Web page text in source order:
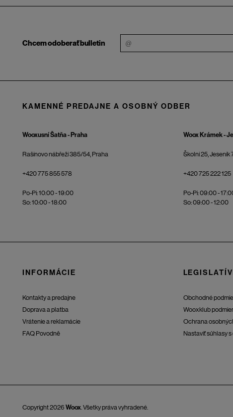
Chcem odoberať bulletin
KAMENNÉ PREDAJNE A OSOBNÝ ODBER
Wooxusní Šatňa - Praha
Rašínovo nábřeží 385/54, Praha
+420 775 855 578
Po-Pi: 10:00 - 19:00
So: 10:00 - 18:00
Woox Krámek -
Školní 25, Jeseník
+420 725 222 125
Po-Pi: 09:00 -
So: 09:00 - 12:00
INFORMÁCIE
Kontakty a predajne
Doprava a platba
Vrátenie a reklamácie
FAQ Povodně
Obchodné
Wooxklub
Ochrana
Nastaviť súhlasy s
Copyright 2026 Woox. Všetky práva vyhradené.